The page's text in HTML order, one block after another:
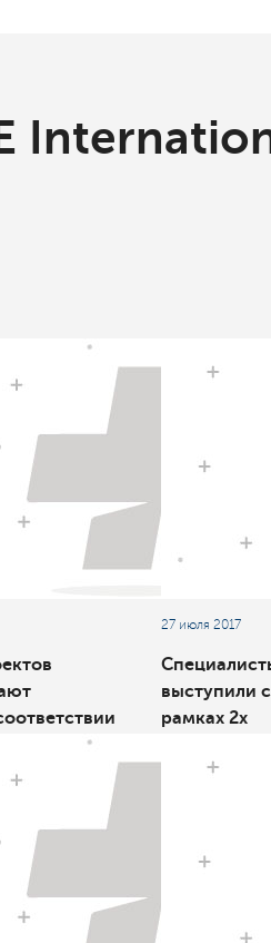
27 июля 2017
выступили
рамках 2х
Морского